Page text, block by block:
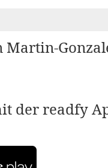
Martin-
der readfy